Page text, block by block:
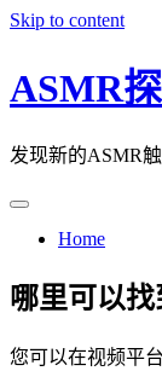
Skip to content
ASMR
发现新的ASMR
Home
哪里可以找
您可以在视频平